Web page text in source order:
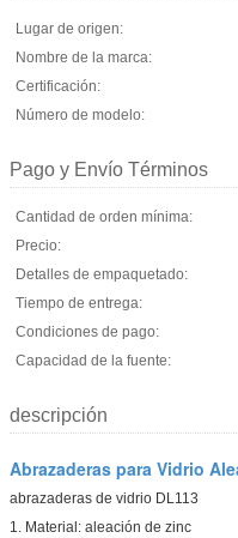
Lugar de origen:
Nombre de la marca:
Certificación:
Número de modelo:
Pago y Envío Términos
Cantidad de orden mínima:
Precio:
Detalles de empaquetado:
Tiempo de entrega:
Condiciones de pago:
Capacidad de la fuente:
descripción
Abrazaderas para Vidrio
abrazaderas de vidrio DL113
1. Material: aleación de zinc